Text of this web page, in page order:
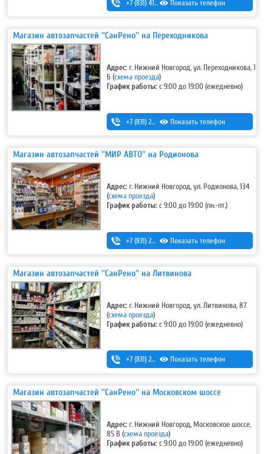
+7 (831) 413-13-73 Показать телефон
Магазин автозапчастей ''СанРено'' на Переходникова
Адрес: г. Нижний Новгород, ул. Переходникова, 1
Б (схема проезда)
График работы:с 9:00 до 19:00 (ежедневно)
+7 (831) 280-69-88 Показать телефон
Магазин автозапчастей ''МИР АВТО'' на Родионова
Адрес: г. Нижний Новгород, ул. Родионова, 134
(схема проезда)
График работы:с 9:00 до 19:00 (пн.-пт.)
+7 (831) 283-03-95 ,+7 (831) 434-95-25
Показать телефон
Магазин автозапчастей ''СанРено'' на Литвинова
Адрес: г. Нижний Новгород, ул. Литвинова, 87
(схема проезда)
График работы:с 9:00 до 19:00 (ежедневно)
+7 (831) 280-69-88 Показать телефон
Магазин автозапчастей ''СанРено'' на Московском шоссе
Адрес: г. Нижний Новгород, Московское шоссе,
85 В (схема проезда)
График работы:с 9:00 до 19:00 (ежедневно)